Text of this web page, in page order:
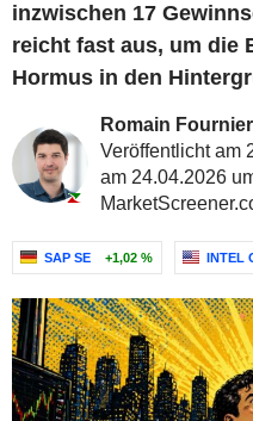
inzwischen 17
reicht fast aus, um die
Hormus in den
Romain Fournier
Veröffentlicht am
am 24.04.2026
SAP SE +1,02 % INTEL